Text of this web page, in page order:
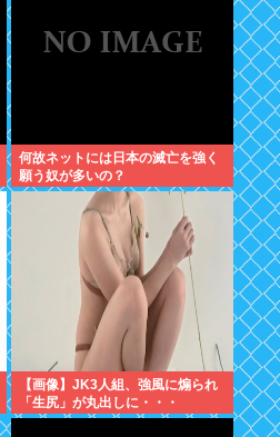
何故ネットには日本の滅亡を強く
願う奴が多いの？
【画像】JK3人組、強風に煽られ
「生尻」が丸出しに・・・